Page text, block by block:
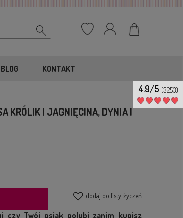
BLOG KONTAKT
KRÓLIK I JAGNIĘCINA, DYNIA I
dodaj do listy życzeń
czy Twój psiak polubi zanim kupisz
4.9/5 (3253)